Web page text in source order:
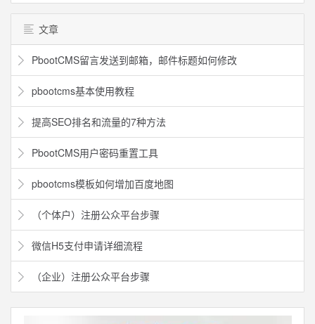
文章
PbootCMS留言发送到邮箱，邮件标题如何修改
pbootcms基本使用教程
提高SEO排名和流量的7种方法
PbootCMS用户密码重置工具
pbootcms模板如何增加百度地图
（个体户）注册公众平台步骤
微信H5支付申请详细流程
（企业）注册公众平台步骤